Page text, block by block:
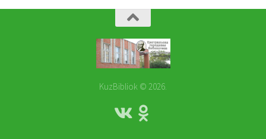
KuzBibliok © 2026.